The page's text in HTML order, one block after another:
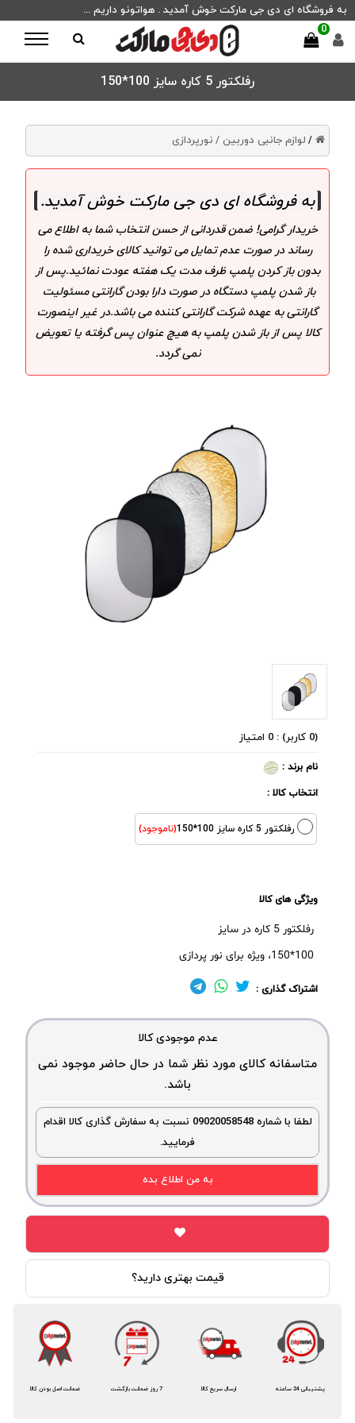
به فروشگاه ای دی جی مارکت خوش آمدید . هواتونو داریم ...
0
رفلکتور 5 کاره سایز 100*150
/ لوازم جانبی دوربین / نورپردازی
به فروشگاه ای دی جی مارکت خوش آمدید.
خریدار گرامی! ضمن قدردانی از حسن انتخاب شما به اطلاع می
رساند در صورت عدم تمایل می توانید کالای خریداری شده را
بدون باز کردن پلمپ ظرف مدت یک هفته عودت نمائید.پس از
باز شدن پلمپ دستگاه در صورت دارا بودن گارانتی مسئولیت
گارانتی به عهده شرکت گارانتی کننده می باشد.در غیر اینصورت
کالا پس از باز شدن پلمپ به هیچ عنوان پس گرفته یا تعویض
نمی گردد.
(0 کاربر) : 0 امتیاز
نام برند :
انتخاب کالا :
رفلکتور 5 کاره سایز 100*150 (ناموجود)
ویژگی های کالا
رفلکتور 5 کاره در سایز
100*150،
ویژه برای نور پردازی
اشتراک گذاری :
عدم موجودی کالا
متاسفانه کالای مورد نظر شما در حال حاضر موجود نمی
باشد.
لطفا با شماره 09020058548 نسبت به سفارش گذاری کالا اقدام
فرمایید.
به من اطلاع بده
قیمت بهتری دارید؟
ضمانت اصل بودن کالا 7 روز ضمانت بازگشت ارسال سریع کالا پشتیبانی 24 ساعته